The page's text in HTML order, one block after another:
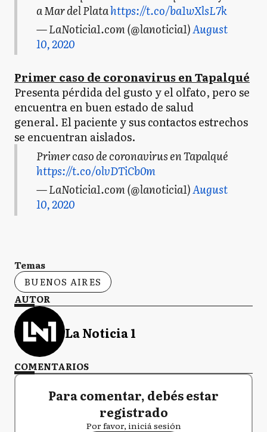
a Mar del Platahttps://t.co/ba1wXlsL7k
— LaNoticia1.com (@lanoticia1)August
10, 2020
Primer caso de coronavirus en Tapalqué
Presenta pérdida del gusto y el olfato, pero se
encuentra en buen estado de salud
general. El paciente y sus contactos estrechos
se encuentran aislados.
Primer caso de coronavirus en Tapalqué
https://t.co/olvDTiCb0m
— LaNoticia1.com (@lanoticia1)August
10, 2020
Temas
BUENOS AIRES
AUTOR
La Noticia 1
COMENTARIOS
Para comentar, debés estar
registrado
Por favor, iniciá sesión